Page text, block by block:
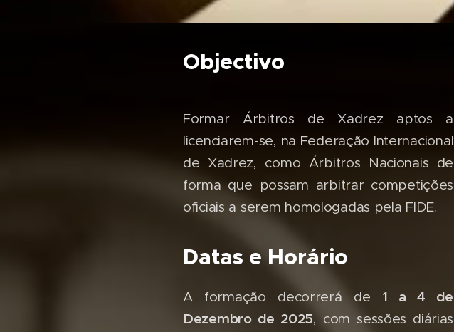
Objectivo
Formar Árbitros de Xadrez aptos a
licenciarem-se, na Federação Internacional
de Xadrez, como Árbitros Nacionais de
forma que possam arbitrar competições
oficiais a serem homologadas pela FIDE.
Datas e Horário
A formação decorrerá de 1 a 4 de
Dezembro de 2025, com sessões diárias